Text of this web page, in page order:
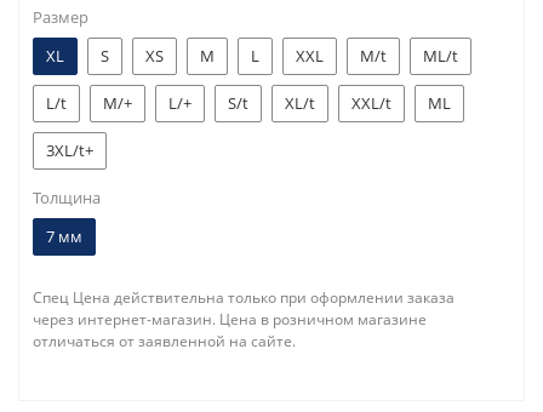
Размер
XL
S XS M L XXL M/t ML/t
L/t M/+ L/+ S/t XL/t XXL/t ML
3XL/t+
Толщина
7 мм
Спец Цена действительна только при оформлении заказа
через интернет-магазин. Цена в розничном магазине
отличаться от заявленной на сайте.